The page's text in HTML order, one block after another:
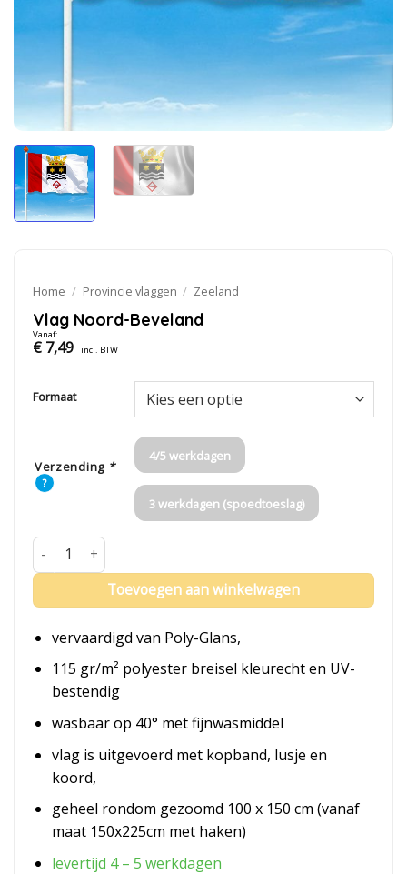
Home / Provincie vlaggen / Zeeland
Vlag Noord-Beveland
Vanaf:
€7,49 incl. BTW
Formaat
Verzending *
?
4/5 werkdagen
3 werkdagen (spoedtoeslag)
Vlag Noord-Beveland aantal
Toevoegen aan winkelwagen
vervaardigd van Poly-Glans,
115 gr/m² polyester breisel kleurecht en UV-
bestendig
wasbaar op 40° met fijnwasmiddel
vlag is uitgevoerd met kopband, lusje en
koord,
geheel rondom gezoomd 100 x 150 cm (vanaf
maat 150x225cm met haken)
levertijd 4 – 5 werkdagen